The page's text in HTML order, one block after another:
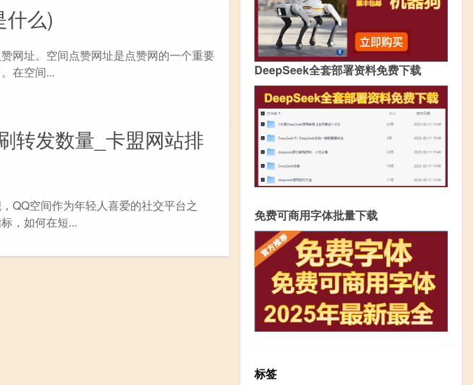
什么)
网址。空间点赞网址是点赞网的一个重要
在空间...
转发数量_卡盟网站排
QQ空间作为年轻人喜爱的社交平台之
，如何在短...
DeepSeek全套部署资料免费下载
免费可商用字体批量下载
标签